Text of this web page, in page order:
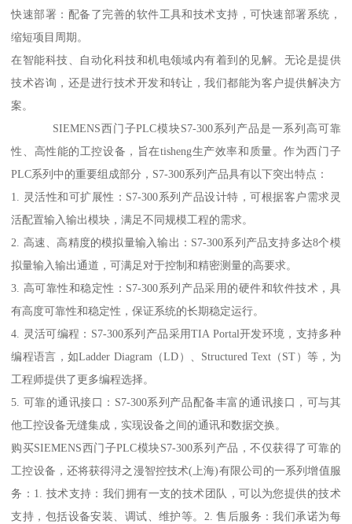
快速部署：配备了完善的软件工具和技术支持，可快速部署系统，
缩短项目周期。
在智能科技、自动化科技和机电领域内有着到的见解。无论是提供
技术咨询，还是进行技术开发和转让，我们都能为客户提供解决方
案。
SIEMENS西门子PLC模块S7-300系列产品是一系列高可靠
性、高性能的工控设备，旨在tisheng生产效率和质量。作为西门子
PLC系列中的重要组成部分，S7-300系列产品具有以下突出特点：
1. 灵活性和可扩展性：S7-300系列产品设计特，可根据客户需求灵
活配置输入输出模块，满足不同规模工程的需求。
2. 高速、高精度的模拟量输入输出：S7-300系列产品支持多达8个模
拟量输入输出通道，可满足对于控制和精密测量的高要求。
3. 高可靠性和稳定性：S7-300系列产品采用的硬件和软件技术，具
有高度可靠性和稳定性，保证系统的长期稳定运行。
4. 灵活可编程：S7-300系列产品采用TIA Portal开发环境，支持多种
编程语言，如Ladder Diagram（LD）、Structured Text（ST）等，为
工程师提供了更多编程选择。
5. 可靠的通讯接口：S7-300系列产品配备丰富的通讯接口，可与其
他工控设备无缝集成，实现设备之间的通讯和数据交换。
购买SIEMENS西门子PLC模块S7-300系列产品，不仅获得了可靠的
工控设备，还将获得浔之漫智控技术(上海)有限公司的一系列增值服
务：1. 技术支持：我们拥有一支的技术团队，可以为您提供的技术
支持，包括设备安装、调试、维护等。2. 售后服务：我们承诺为每